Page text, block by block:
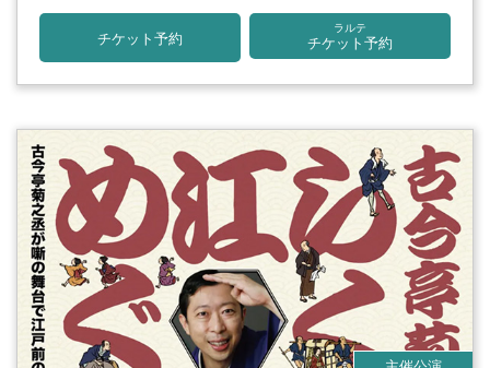
チケット予約
ラルテ
チケット予約